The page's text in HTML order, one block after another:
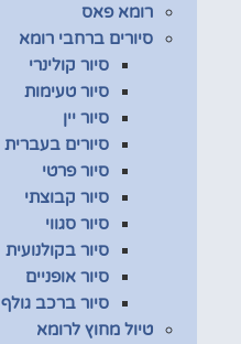
רומא פאס
סיורים ברחבי רומא
סיור קולינרי
סיור טעימות
סיור יין
סיורים בעברית
סיור פרטי
סיור קבוצתי
סיור סגווי
סיור בקולנועית
סיור אופניים
סיור ברכב גולף
טיול מחוץ לרומא